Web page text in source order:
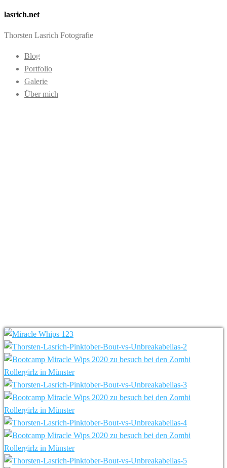
lasrich.net
Thorsten Lasrich Fotografie
Blog
Portfolio
Galerie
Über mich